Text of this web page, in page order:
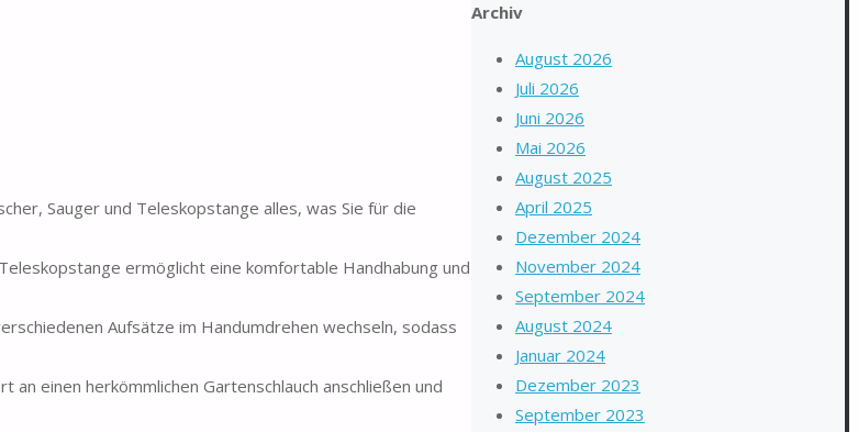
Sauger und Teleskopstange alles, was Sie für die
ermöglicht eine komfortable Handhabung und
Aufsätze im Handumdrehen wechseln, sodass
an einen herkömmlichen Gartenschlauch anschließen und
Archiv
August 2026
Juli 2026
Juni 2026
Mai 2026
August 2025
April 2025
Dezember 2024
November 2024
September 2024
August 2024
Januar 2024
Dezember 2023
September 2023